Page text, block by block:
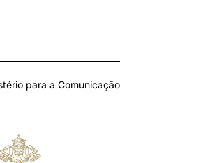
para a Comunicação